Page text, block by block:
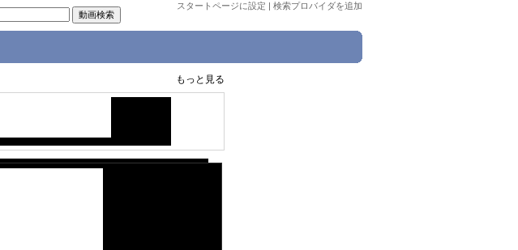
スタートページに設定 | 検索プロバイダを追加
もっと見る